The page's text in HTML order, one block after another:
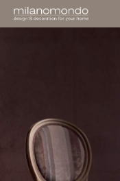
HOME › MOBILI ›